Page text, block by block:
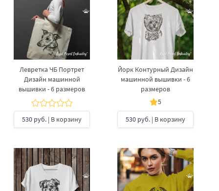
Левретка ЧБ Портрет
Дизайн машинной
вышивки - 6 размеров
530 руб. | В корзину
Йорк Контурный Дизайн
машинной вышивки - 6
размеров
5
530 руб. | В корзину